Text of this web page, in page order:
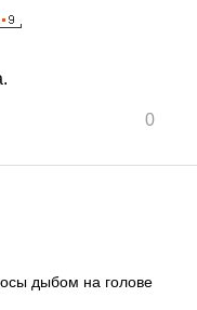
0
дыбом на голове